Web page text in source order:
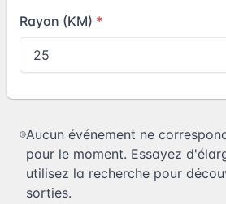
Rayon (KM)
Aucun événement ne
pour le moment. Essayez
utilisez la recherche pour
sorties.